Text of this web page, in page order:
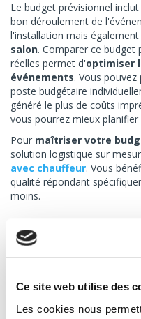
Ce site web utilise des
Les cookies nous
Le budget prévisionnel
bon déroulement de
l'installation mais également
salon. Comparer ce budget
réelles permet d'optimiser
événements. Vous
poste budgétaire
généré le plus de coûts
vous pourrez mieux
Pour maîtriser votre
solution logistique sur
avec chauffeur. Vous
qualité répondant
moins.
5. Évaluer la
utilisés
Les services utilisés lors
vos choix futurs et